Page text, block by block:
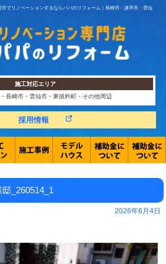
市でリノベーションするならパパのリフォーム｜長崎市・諫早市・雲仙
施工対応エリア
長崎市・雲仙市・東彼杵町・その他周辺
採用情報
_260514_1
2026年6月4日